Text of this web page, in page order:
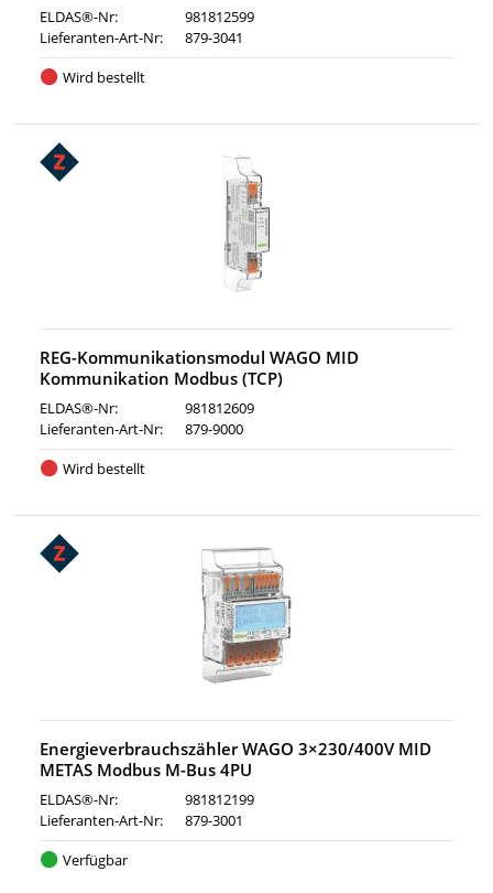
ELDAS®-Nr:
981812599
Lieferanten-Art-Nr:
879-3041
Wird bestellt
REG-Kommunikationsmodul WAGO MID
Kommunikation Modbus (TCP)
ELDAS®-Nr:
981812609
Lieferanten-Art-Nr:
879-9000
Wird bestellt
Energieverbrauchszähler WAGO 3×230/400V MID
METAS Modbus M-Bus 4PU
ELDAS®-Nr:
981812199
Lieferanten-Art-Nr:
879-3001
Verfügbar